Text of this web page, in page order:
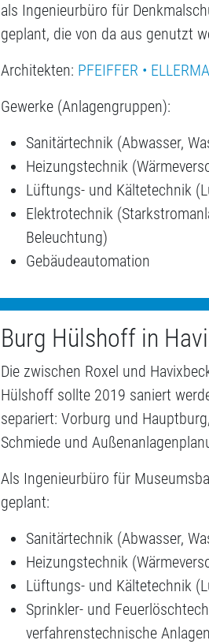
als Ingenieurbüro für
geplant, die von da aus genutzt
Architekten: PFEIFFER •
Gewerke (Anlagengruppen):
Sanitärtechnik (Abwasser,
Heizungstechnik
Lüftungs- und Kältetechnik
Elektrotechnik
Beleuchtung)
Gebäudeautomation
Burg Hülshoff in
Die zwischen Roxel und
Hülshoff sollte 2019 saniert
separiert: Vorburg und
Schmiede und
Als Ingenieurbüro für
geplant:
Sanitärtechnik (Abwasser,
Heizungstechnik
Lüftungs- und Kältetechnik
Sprinkler- und
verfahrenstechnische